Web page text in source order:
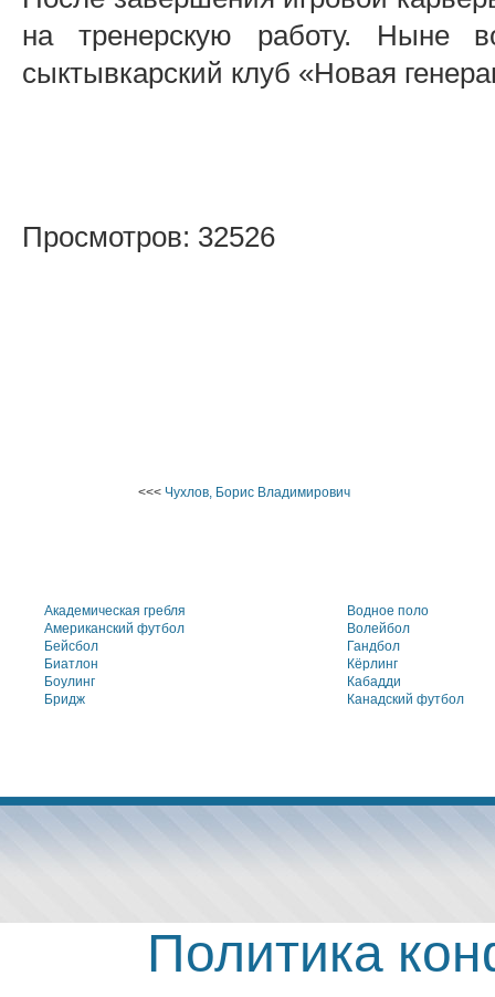
на тренерскую работу. Ныне
сыктывкарский клуб «Новая
Просмотров: 32526
<<< Чухлов, Борис Владимирович
Академическая гребля
Американский футбол
Бейсбол
Биатлон
Боулинг
Бридж
Водное поло
Волейбол
Гандбол
Кёрлинг
Кабадди
Канадский футбол
Политика